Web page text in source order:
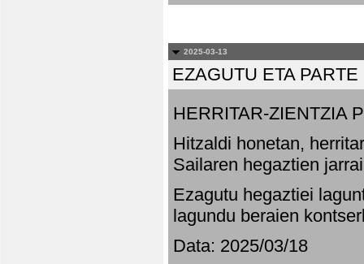
2025-03-13
EZAGUTU ETA
HERRITAR-ZIENTZIA
Hitzaldi honetan,
Sailaren hegaztien
Ezagutu hegaztiei
lagundu beraien
Data: 2025/03/18